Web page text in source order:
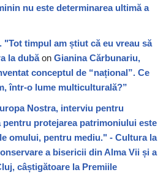
nu este determinarea ultimă a
"Tot timpul am știut că eu vreau să
la dubăon Gianina Cărbunariu,
conceptul de “național”. Ce
într-o lume multiculturală?”
Nostra, interviu pentru
protejarea patrimoniului este
omului, pentru mediu." - Cultura la
a bisericii din Alma Vii și a
câștigătoare la Premiile